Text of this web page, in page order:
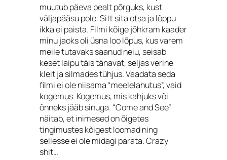
muutub päeva pealt põrguks, kust
väljapääsu pole. Sitt sita otsa ja lõppu
ikka ei paista. Filmi kõige jõhkram kaader
minu jaoks oli üsna loo lõpus, kus varem
meile tutavaks saanud neiu, seisab
keset laipu täis tänavat, seljas verine
kleit ja silmades tühjus. Vaadata seda
filmi ei ole niisama “meelelahutus”, vaid
kogemus. Kogemus, mis kahjuks või
õnneks jääb sinuga. “Come and See”
näitab, et inimesed on õigetes
tingimustes kõigest loomad ning
sellesse ei ole midagi parata. Crazy
shit…